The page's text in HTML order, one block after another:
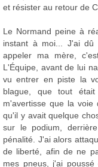
et résister au retour de
Le Normand peine à
instant à moi... J'ai dû
appeler ma mère,
L'Équipe, avant de lui
vu entrer en piste la
blague, que tout
m'avertisse que la voie
qu'il y avait quelque
sur le podium,
pénalité. J'ai alors
de liberté, afin de ne
mes pneus, j'ai